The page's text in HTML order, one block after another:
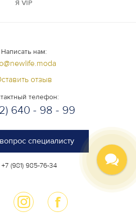
Я VIP
Написать нам:
отзыв
телефон:
640 - 98 - 99
специалисту
+7 (981) 985-76-34